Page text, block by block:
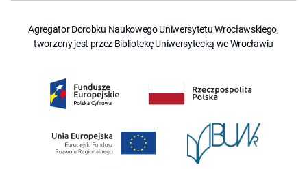
Agregator Dorobku Naukowego Uniwersytetu Wrocławskiego,
tworzony jest przez Bibliotekę Uniwersytecką we Wrocławiu